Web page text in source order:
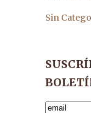
Sin